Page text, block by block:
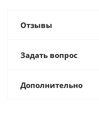
Отзывы
Задать вопрос
Дополнительно